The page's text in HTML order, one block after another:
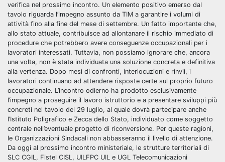
verifica nel prossimo incontro. Un elemento positivo emerso dal
tavolo riguarda l’impegno assunto da TIM a garantire i volumi di
attività fino alla fine del mese di settembre. Un fatto importante che,
allo stato attuale, contribuisce ad allontanare il rischio immediato di
procedure che potrebbero avere conseguenze occupazionali per i
lavoratori interessati. Tuttavia, non possiamo ignorare che, ancora
una volta, non è stata individuata una soluzione concreta e definitiva
alla vertenza. Dopo mesi di confronti, interlocuzioni e rinvii, i
lavoratori continuano ad attendere risposte certe sul proprio futuro
occupazionale. L’incontro odierno ha prodotto esclusivamente
l’impegno a proseguire il lavoro istruttorio e a presentare sviluppi più
concreti nel tavolo del 29 luglio, al quale dovrà partecipare anche
l’Istituto Poligrafico e Zecca dello Stato, individuato come soggetto
centrale nell’eventuale progetto di riconversione. Per queste ragioni,
le Organizzazioni Sindacali non abbasseranno il livello di attenzione.
Da oggi al prossimo incontro ministeriale, le strutture territoriali di
SLC CGIL, Fistel CISL, UILFPC UIL e UGL Telecomunicazioni